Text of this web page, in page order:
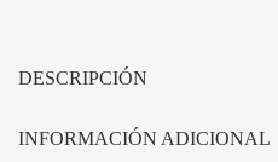
DESCRIPCIÓN
INFORMACIÓN ADICIONAL